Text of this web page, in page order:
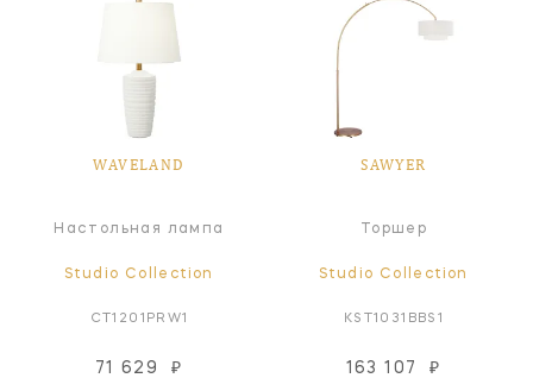
WAVELAND
Настольная лампа
Studio Collection
CT1201PRW1
71 629 ₽
SAWYER
Торшер
Studio Collection
KST1031BBS1
163 107 ₽